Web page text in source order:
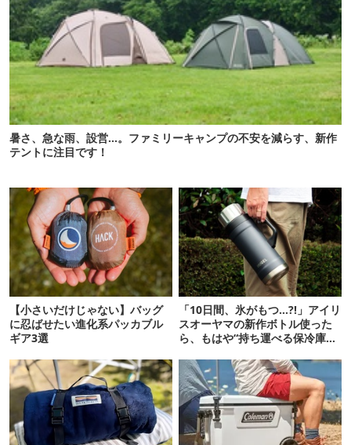
暑さ、急な雨、設営…。ファミリーキャンプの不安を減らす、新作
テントに注目です！
【小さいだけじゃない】バッグ
に忍ばせたい進化系パッカブル
ギア3選
「10日間、氷がもつ…?!」アイリ
スオーヤマの新作ボトル使った
ら、もはや“持ち運べる保冷庫